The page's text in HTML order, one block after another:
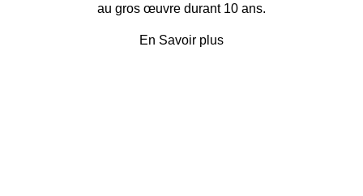
au gros œuvre durant 10 ans.
En Savoir plus